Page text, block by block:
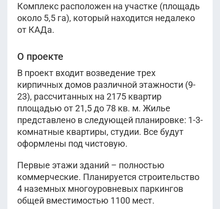
Комплекс расположен на участке (площадь
около 5,5 га), который находится недалеко
от КАДа.
О проекте
В проект входит возведение трех
кирпичных домов различной этажности (9-
23), рассчитанных на 2175 квартир
площадью от 21,5 до 78 кв. м. Жилье
представлено в следующей планировке: 1-3-
комнатные квартиры, студии. Все будут
оформлены под чистовую.
Первые этажи зданий – полностью
коммерческие. Планируется строительство
4 наземных многоуровневых паркингов
общей вместимостью 1100 мест.